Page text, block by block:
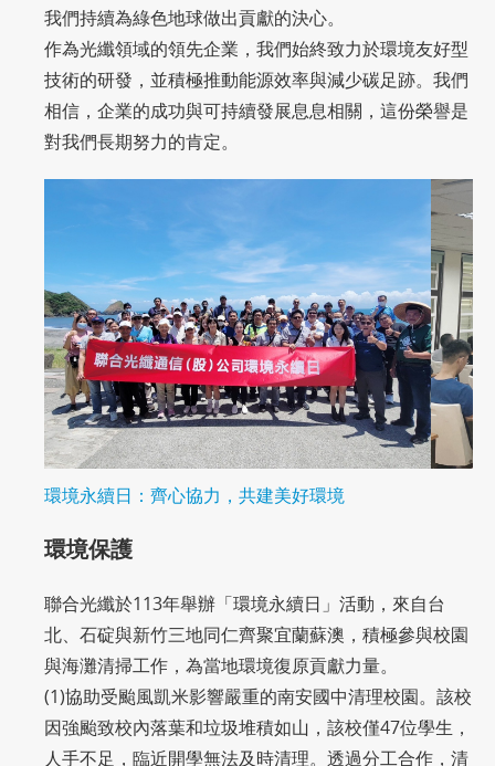
我們持續為綠色地球做出貢獻的決心。
作為光纖領域的領先企業，我們始終致力於環境友好型
技術的研發，並積極推動能源效率與減少碳足跡。我們
相信，企業的成功與可持續發展息息相關，這份榮譽是
對我們長期努力的肯定。
環境永續日：齊心協力，共建美好環境
環境保護
聯合光纖於113年舉辦「環境永續日」活動，來自台
北、石碇與新竹三地同仁齊聚宜蘭蘇澳，積極參與校園
與海灘清掃工作，為當地環境復原貢獻力量。
(1)協助受颱風凱米影響嚴重的南安國中清理校園。該校
因強颱致校內落葉和垃圾堆積如山，該校僅47位學生，
人手不足，臨近開學無法及時清理。透過分工合作，清